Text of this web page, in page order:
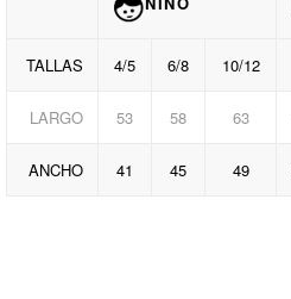
TALLAS 4/5 6/8 10/12
LARGO 53 58 63
ANCHO 41 45 49